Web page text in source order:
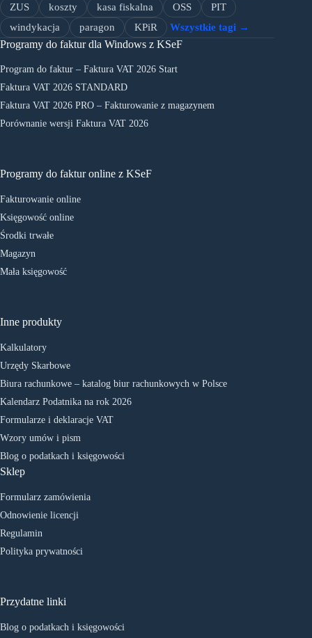
ZUS
koszty kasa fiskalna OSS
PIT
windykacja
paragon KPiR Wszystkie tagi →
Programy do faktur dla Windows z KSeF
Program do faktur – Faktura VAT 2026 Start
Faktura VAT 2026 STANDARD
Faktura VAT 2026 PRO – Fakturowanie z magazynem
Porównanie wersji Faktura VAT 2026
Programy do faktur online z KSeF
Fakturowanie online
Księgowość online
Środki trwałe
Magazyn
Mała księgowość
Inne produkty
Kalkulatory
Urzędy Skarbowe
Biura rachunkowe – katalog biur rachunkowych w Polsce
Kalendarz Podatnika na rok 2026
Formularze i deklaracje VAT
Wzory umów i pism
Blog o podatkach i księgowości
Sklep
Formularz zamówienia
Odnowienie licencji
Regulamin
Polityka prywatności
Przydatne linki
Blog o podatkach i księgowości